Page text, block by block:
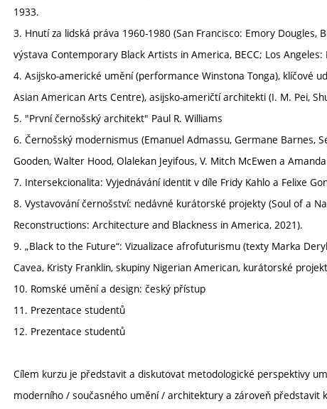
1933.
3. Hnutí za lidská práva 1960-1980 (San Francisco: Emory Dougles,
výstava Contemporary Black Artists in America, BECC; Los Angeles:
4. Asijsko-americké umění (performance Winstona Tonga), klíčové
Asian American Arts Centre), asijsko-američtí architekti (I. M. Pei,
5. "První černošský architekt" Paul R. Williams
6. Černošský modernismus (Emanuel Admassu, Germane Barnes,
Gooden, Walter Hood, Olalekan Jeyifous, V. Mitch McEwen a
7. Intersekcionalita: Vyjednávání identit v díle Fridy Kahlo a Felixe
8. Vystavování černošství: nedávné kurátorské projekty (Soul of a
Reconstructions: Architecture and Blackness in America, 2021).
9. „Black to the Future“: Vizualizace afrofuturismu (texty Marka
Cavea, Kristy Franklin, skupiny Nigerian American, kurátorské
10. Romské umění a design: český přístup
11. Prezentace studentů
12. Prezentace studentů
Cílem kurzu je představit a diskutovat metodologické perspektivy
moderního / současného umění / architektury a zároveň představit